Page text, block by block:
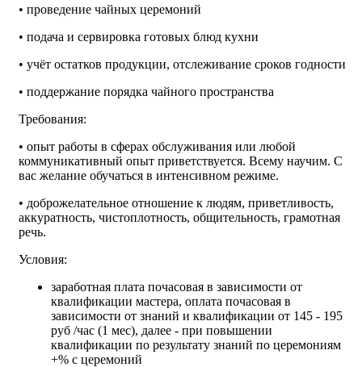
• проведение чайных церемоний
• подача и сервировка готовых блюд кухни
• учёт остатков продукции, отслеживание сроков годности
• поддержание порядка чайного пространства
Требования:
• опыт работы в сферах обслуживания или любой
коммуникативный опыт приветствуется. Всему научим. С
вас желание обучаться в интенсивном режиме.
• доброжелательное отношение к людям, приветливость,
аккуратность, чистоплотность, общительность, грамотная
речь.
Условия:
заработная плата почасовая в зависимости от
квалификации мастера, оплата почасовая в
зависимости от знаний и квалификации от 145 - 195
руб /час (1 мес), далее - при повышении
квалификации по результату знаний по церемониям
+% с церемоний